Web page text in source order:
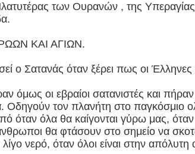
των Ουρανών , της
ΚΑΙ ΑΓΙΩΝ.
ο Σατανάς όταν ξέρει πως οι
όμως οι εβραίοι σατανιστές και
Οδηγούν τον πλανήτη στο παγκόσμιο
όταν όλα θα καίγονται γύρω μας,
θα φτάσουν στο σημείο να
νερό, όταν όλοι είναι στην